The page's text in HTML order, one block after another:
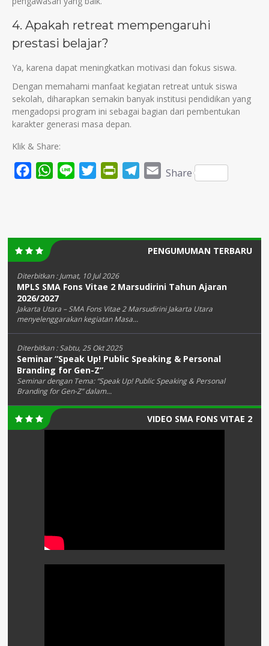
4. Apakah retreat mempengaruhi
prestasi belajar?
Ya, karena dapat meningkatkan motivasi dan fokus siswa.
Dengan memahami manfaat kegiatan retreat untuk siswa
sekolah, diharapkan semakin banyak institusi pendidikan yang
mengadopsi program ini sebagai bagian dari pembentukan
karakter generasi masa depan.
Klik & Share:
FacebookWhatsApp
Line TwitterPrintFriendly
Telegram
Email
Share
PENGUMUMAN TERBARU
Diterbitkan :Jumat, 10 Jul 2026
MPLS SMA Fons Vitae 2 Marsudirini Tahun Ajaran
2026/2027
Jakarta Utara – SMA Fons Vitae 2 Marsudirini Jakarta Utara
menyelenggarakan kegiatan Masa...
Diterbitkan :Sabtu, 25 Okt 2025
Seminar “Speak Up! Public Speaking & Personal
Branding for Gen-Z”
Seminar dengan Tema: “Speak Up! Public Speaking & Personal
Branding for Gen-Z” dalam...
VIDEO SMA FONS VITAE 2